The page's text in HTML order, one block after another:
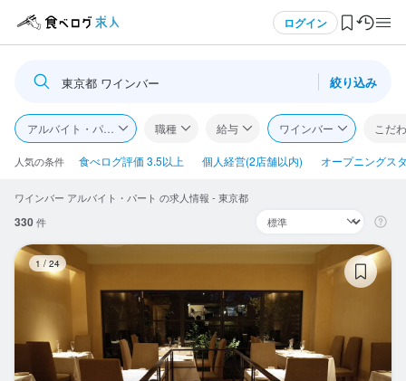
ログイン
ログイン・無料会員登録
食べログ求人TOP
求人検索
閲覧履歴
気になる求人
検索履歴・保存した条件
東京都 ワインバー 絞り込み
アルバイト・パート 職種 給与 ワインバー こだ
人気の条件 食べログ評価 3.5以上 個人経営(2店舗以内) オープニングス
ワインバー アルバイト・パート の求人情報 - 東京都
330件
1 / 24